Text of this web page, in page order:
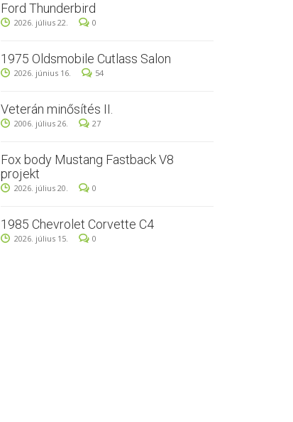
Ford Thunderbird
2026. július 22. 0
1975 Oldsmobile Cutlass Salon
2026. június 16. 54
Veterán minősítés II.
2006. július 26. 27
Fox body Mustang Fastback V8
projekt
2026. július 20. 0
1985 Chevrolet Corvette C4
2026. július 15. 0